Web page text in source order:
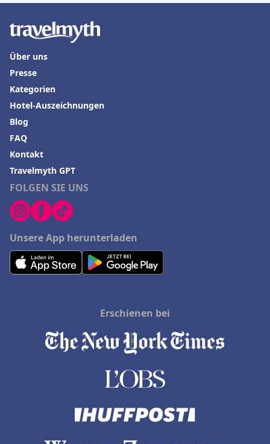
FOLGEN SIE UNS
Unsere App herunterladen
Über uns
Presse
Kategorien
Hotel-Auszeichnungen
Blog
FAQ
Kontakt
Travelmyth GPT
Erschienen bei